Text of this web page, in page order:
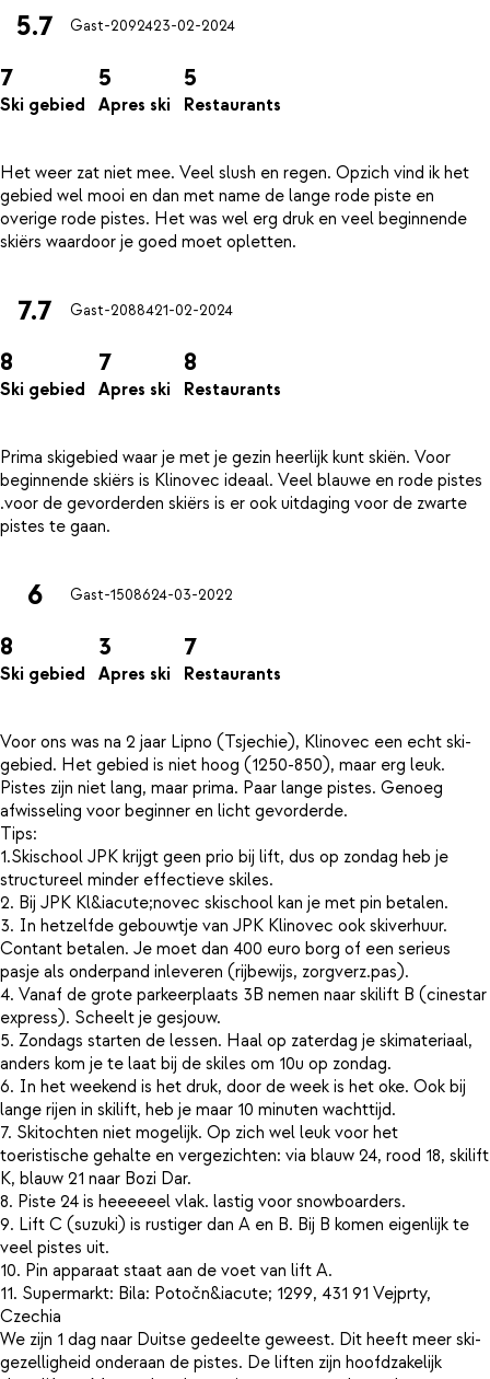
5.7 Gast-2092423-02-2024
7
Ski gebied
5
Apres ski
5
Restaurants
Het weer zat niet mee. Veel slush en regen. Opzich vind ik het
gebied wel mooi en dan met name de lange rode piste en
overige rode pistes. Het was wel erg druk en veel beginnende
7.7 Gast-2088421-02-2024
8
Ski gebied
7
Apres ski
8
Restaurants
Prima skigebied waar je met je gezin heerlijk kunt skiën. Voor
beginnende skiërs is Klinovec ideaal. Veel blauwe en rode pistes
.voor de gevorderden skiërs is er ook uitdaging voor de zwarte
6 Gast-1508624-03-2022
8
Ski gebied
3
Apres ski
7
Restaurants
Voor ons was na 2 jaar Lipno (Tsjechie), Klinovec een echt ski-
gebied. Het gebied is niet hoog (1250-850), maar erg leuk.
Pistes zijn niet lang, maar prima. Paar lange pistes. Genoeg
afwisseling voor beginner en licht gevorderde.
Tips:
1.Skischool JPK krijgt geen prio bij lift, dus op zondag heb je
structureel minder effectieve skiles.
2. Bij JPK Kl&iacute;novec skischool kan je met pin betalen.
3. In hetzelfde gebouwtje van JPK Klinovec ook skiverhuur.
Contant betalen. Je moet dan 400 euro borg of een serieus
pasje als onderpand inleveren (rijbewijs, zorgverz.pas).
4. Vanaf de grote parkeerplaats 3B nemen naar skilift B (cinestar
express). Scheelt je gesjouw.
5. Zondags starten de lessen. Haal op zaterdag je skimateriaal,
anders kom je te laat bij de skiles om 10u op zondag.
6. In het weekend is het druk, door de week is het oke. Ook bij
lange rijen in skilift, heb je maar 10 minuten wachttijd.
7. Skitochten niet mogelijk. Op zich wel leuk voor het
toeristische gehalte en vergezichten: via blauw 24, rood 18, skilift
K, blauw 21 naar Bozi Dar.
8. Piste 24 is heeeeeel vlak. lastig voor snowboarders.
9. Lift C (suzuki) is rustiger dan A en B. Bij B komen eigenlijk te
veel pistes uit.
10. Pin apparaat staat aan de voet van lift A.
11. Supermarkt: Bila: Potočn&iacute; 1299, 431 91 Vejprty,
Czechia
We zijn 1 dag naar Duitse gedeelte geweest. Dit heeft meer ski-
gezelligheid onderaan de pistes. De liften zijn hoofdzakelijk